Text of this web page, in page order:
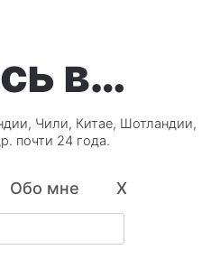
в…
Чили, Китае, Шотландии,
почти 24 года.
Обо мне X